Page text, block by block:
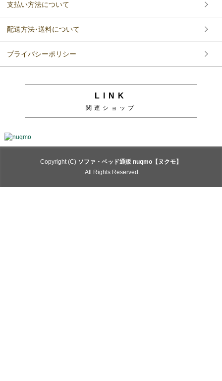
支払い方法について
配送方法･送料について
プライバシーポリシー
LINK
関連ショップ
Copyright (C) ソファ・ベッド通販 nuqmo【ヌクモ】
. All Rights Reserved.